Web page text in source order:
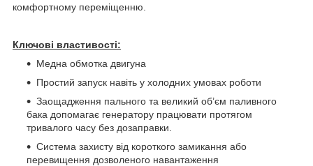
комфортному переміщенню.
Ключові властивості:
Медна обмотка двигуна
Простий запуск навіть у холодних умовах роботи
Заощадження пального та великий об’єм паливного
бака допомагає генератору працювати протягом
тривалого часу без дозаправки.
Система захисту від короткого замикання або
перевищення дозволеного навантаження